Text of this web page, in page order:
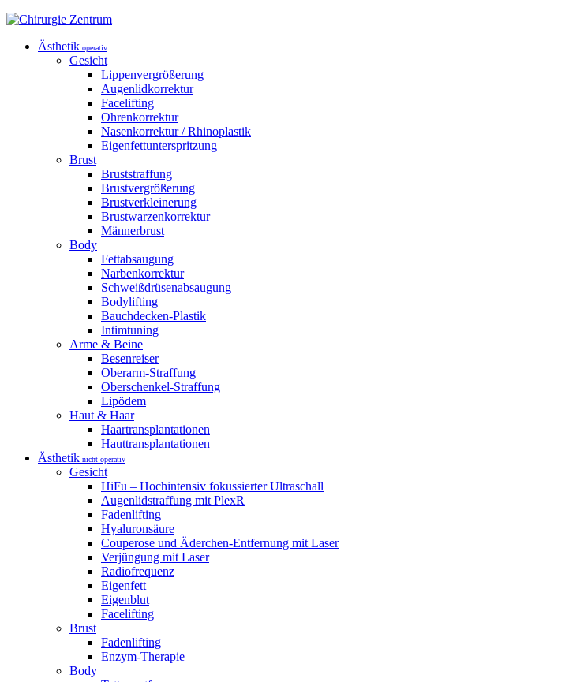
Ästhetik operativ
Gesicht
Lippenvergrößerung
Augenlidkorrektur
Facelifting
Ohrenkorrektur
Nasenkorrektur / Rhinoplastik
Eigenfettunterspritzung
Brust
Bruststraffung
Brustvergrößerung
Brustverkleinerung
Brustwarzenkorrektur
Männerbrust
Body
Fettabsaugung
Narbenkorrektur
Schweißdrüsenabsaugung
Bodylifting
Bauchdecken-Plastik
Intimtuning
Arme & Beine
Besenreiser
Oberarm-Straffung
Oberschenkel-Straffung
Lipödem
Haut & Haar
Haartransplantationen
Hauttransplantationen
Ästhetik nicht-operativ
Gesicht
HiFu – Hochintensiv fokussierter Ultraschall
Augenlidstraffung mit PlexR
Fadenlifting
Hyaluronsäure
Couperose und Äderchen-Entfernung mit Laser
Verjüngung mit Laser
Radiofrequenz
Eigenfett
Eigenblut
Facelifting
Brust
Fadenlifting
Enzym-Therapie
Body